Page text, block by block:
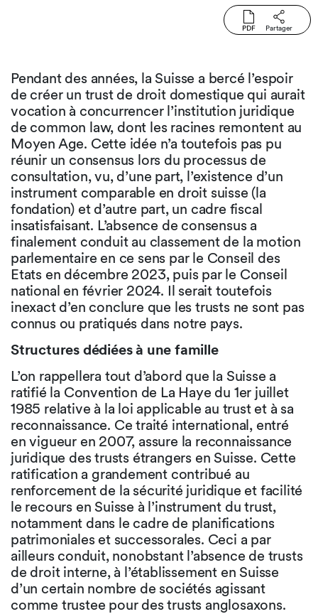
PDF Partager
Pendant des années, la Suisse a bercé l’espoir
de créer un trust de droit domestique qui aurait
vocation à concurrencer l’institution juridique
de common law, dont les racines remontent au
Moyen Age. Cette idée n’a toutefois pas pu
réunir un consensus lors du processus de
consultation, vu, d’une part, l’existence d’un
instrument comparable en droit suisse (la
fondation) et d’autre part, un cadre fiscal
insatisfaisant. L’absence de consensus a
finalement conduit au classement de la motion
parlementaire en ce sens par le Conseil des
Etats en décembre 2023, puis par le Conseil
national en février 2024. Il serait toutefois
inexact d’en conclure que les trusts ne sont pas
connus ou pratiqués dans notre pays.
Structures dédiées à une famille
L’on rappellera tout d’abord que la Suisse a
ratifié la Convention de La Haye du 1er juillet
1985 relative à la loi applicable au trust et à sa
reconnaissance. Ce traité international, entré
en vigueur en 2007, assure la reconnaissance
juridique des trusts étrangers en Suisse. Cette
ratification a grandement contribué au
renforcement de la sécurité juridique et facilité
le recours en Suisse à l’instrument du trust,
notamment dans le cadre de planifications
patrimoniales et successorales. Ceci a par
ailleurs conduit, nonobstant l’absence de trusts
de droit interne, à l’établissement en Suisse
d’un certain nombre de sociétés agissant
comme trustee pour des trusts anglosaxons.